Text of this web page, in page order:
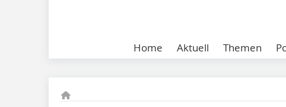
Home Aktuell Themen